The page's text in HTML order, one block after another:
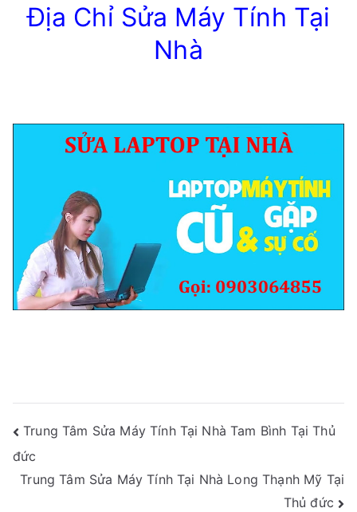
Địa Chỉ Sửa Máy Tính Tại
Nhà
Điều
Hướng
Bài
Trung Tâm Sửa Máy Tính Tại Nhà Tam Bình Tại Thủ
đức
Trung Tâm Sửa Máy Tính Tại Nhà Long Thạnh Mỹ Tại
Thủ đức